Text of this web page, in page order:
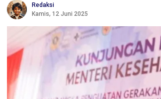
Redaksi
Kamis, 12 Juni 2025